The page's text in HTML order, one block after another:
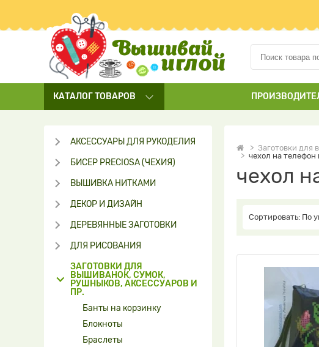
КАТАЛОГТОВАРОВ
АКСЕССУАРЫ ДЛЯ РУКОДЕЛИЯ
БИСЕР PRECIOSA (ЧЕХИЯ)
ВЫШИВКА НИТКАМИ
ДЕКОР И ДИЗАЙН
ДЕРЕВЯННЫЕ ЗАГОТОВКИ
ДЛЯ РИСОВАНИЯ
ЗАГОТОВКИ ДЛЯ
ВЫШИВАНОК, СУМОК,
РУШНЫКОВ, АКСЕССУАРОВ И
ПР.
Банты на корзинку
Блокноты
Браслеты
Заготовки для
чехол на
чехол
Сортировать: По